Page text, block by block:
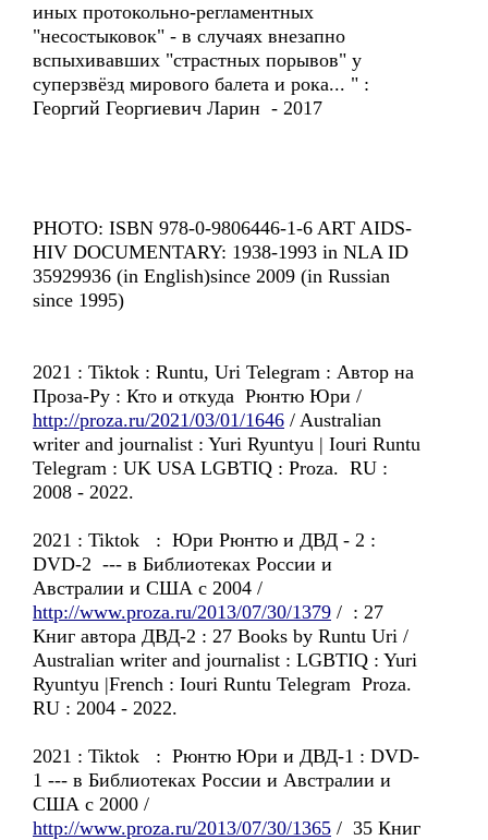
иных протокольно-регламентных
"несостыковок" - в случаях внезапно
вспыхивавших "страстных порывов" у
суперзвёзд мирового балета и рока... " :
Георгий Георгиевич Ларин - 2017
PHOTO: ISBN 978-0-9806446-1-6 ART AIDS-
HIV DOCUMENTARY: 1938-1993 in NLA ID
35929936 (in English)since 2009 (in Russian
since 1995)
2021 : Tiktok : Runtu, Uri Telegram : Автор на
Проза-Ру : Кто и откуда Рюнтю Юри /
http://proza.ru/2021/03/01/1646 / Australian
writer and journalist : Yuri Ryuntyu | Iouri Runtu
Telegram : UK USA LGBTIQ : Proza. RU :
2008 - 2022.
2021 : Tiktok : Юри Рюнтю и ДВД - 2 :
DVD-2 --- в Библиотеках России и
Австралии и США с 2004 /
http://www.proza.ru/2013/07/30/1379 / : 27
Книг автора ДВД-2 : 27 Books by Runtu Uri /
Australian writer and journalist : LGBTIQ : Yuri
Ryuntyu |French : Iouri Runtu Telegram Proza.
RU : 2004 - 2022.
2021 : Tiktok : Рюнтю Юри и ДВД-1 : DVD-
1 --- в Библиотеках России и Австралии и
США с 2000 /
http://www.proza.ru/2013/07/30/1365 / 35 Книг